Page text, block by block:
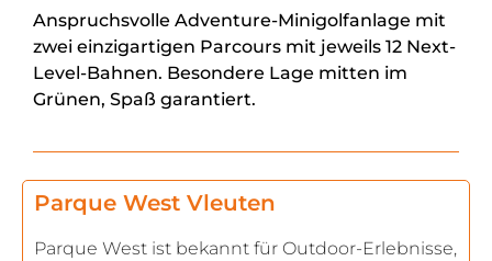
Anspruchsvolle Adventure-Minigolfanlage mit
zwei einzigartigen Parcours mit jeweils 12 Next-
Level-Bahnen. Besondere Lage mitten im
Grünen, Spaß garantiert.
Parque West Vleuten
Parque West ist bekannt für Outdoor-Erlebnisse,